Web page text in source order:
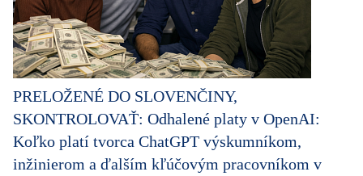
PRELOŽENÉ DO SLOVENČINY,
SKONTROLOVAŤ: Odhalené platy v OpenAI:
Koľko platí tvorca ChatGPT výskumníkom,
inžinierom a ďalším kľúčovým pracovníkom v